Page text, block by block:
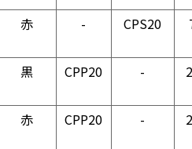
赤 - CPS20
黒 CPP20 -
赤 CPP20 -